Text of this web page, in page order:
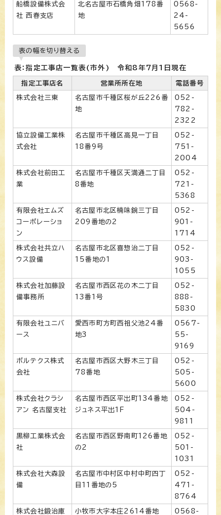
船橋設備株式会
社 西春支店
北名古屋市石橋角畑178番
地
0568-
24-
5656
表の幅を切り替える
表：指定工事店一覧表(市外) 令和8年7月1日現在
指定工事店名 営業所所在地 電話番号
株式会社三東
名古屋市千種区桜が丘226番
地
052-
782-
2322
協立設備工業株
式会社
名古屋市千種区高見一丁目
18番9号
052-
751-
2004
株式会社前田工
業
名古屋市千種区天満通二丁目
8番地
052-
721-
5368
有限会社エムズ
コーポレーショ
ン
名古屋市北区楠味鋺三丁目
209番地の2
052-
901-
1714
株式会社共立ハ
ウス設備
名古屋市北区喜惣治二丁目
15番地の1
052-
903-
1055
株式会社加藤設
備事務所
名古屋市西区花の木二丁目
13番1号
052-
888-
5830
有限会社ユニバ
ース
愛西市町方町西祖父池24番
地3
0567-
55-
9169
ボルテクス株式
会社
名古屋市西区大野木三丁目
78番地
052-
505-
5600
株式会社クラシ
アン 名古屋支社
名古屋市西区平出町134番地
ジュネス平出1F
052-
504-
9811
黒柳工業株式会
社
名古屋市西区野南町126番地
の2
052-
501-
1031
株式会社大森設
備
名古屋市中村区中村中町四丁
目11番地の5
052-
471-
8764
株式会社鍛治庫
小牧市大字本庄2614番地
0568-